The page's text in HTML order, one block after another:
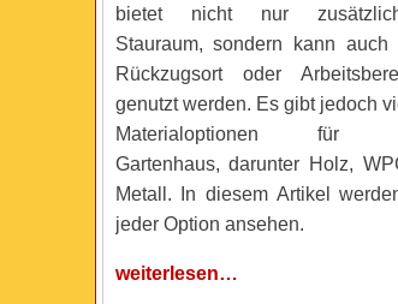
bietet nicht nur
Stauraum, sondern kann auch
Rückzugsort oder
genutzt werden. Es gibt jedoch
Materialoptionen für
Gartenhaus, darunter Holz,
Metall. In diesem Artikel
jeder Option ansehen.
weiterlesen…